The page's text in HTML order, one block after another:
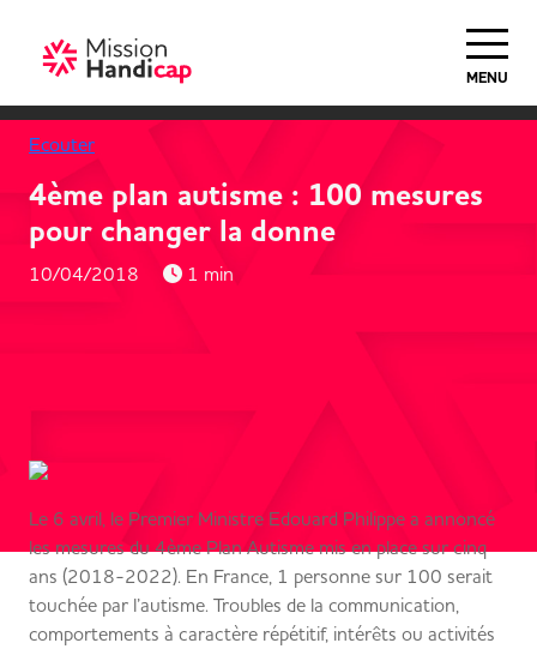
MENU
Ecouter
4ème plan autisme : 100 mesures
pour changer la donne
10/04/2018 1 min
Le 6 avril, le Premier Ministre Edouard Philippe a annoncé
les mesures du 4ème Plan Autisme mis en place sur cinq
ans (2018-2022). En France, 1 personne sur 100 serait
touchée par l’autisme. Troubles de la communication,
comportements à caractère répétitif, intérêts ou activités